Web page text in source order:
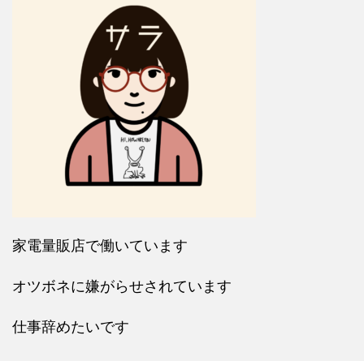
家電量販店で働いています
オツボネに嫌がらせされています
仕事辞めたいです